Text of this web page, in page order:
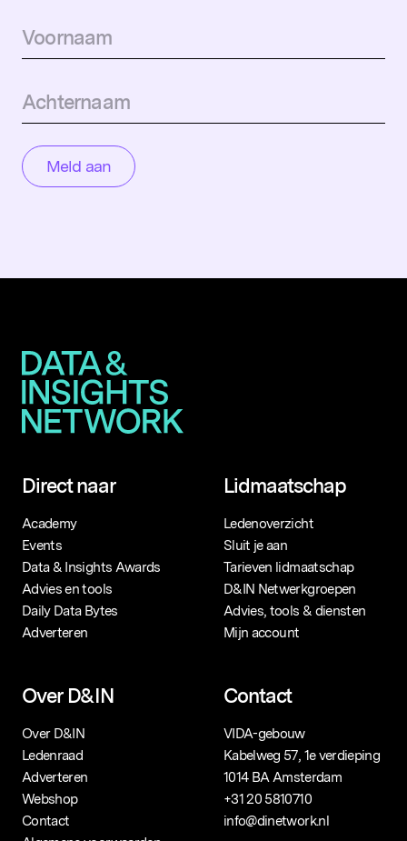
Direct naar
Academy
Events
Data & Insights Awards
Advies en tools
Daily Data Bytes
Adverteren
Lidmaatschap
Ledenoverzicht
Sluit je aan
Tarieven lidmaatschap
D&IN Netwerkgroepen
Advies, tools & diensten
Mijn account
Over D&IN
Over D&IN
Ledenraad
Adverteren
Webshop
Contact
Contact
VIDA-gebouw
Kabelweg 57, 1e verdieping
1014 BA Amsterdam
+31 20 5810710
info@dinetwork.nl